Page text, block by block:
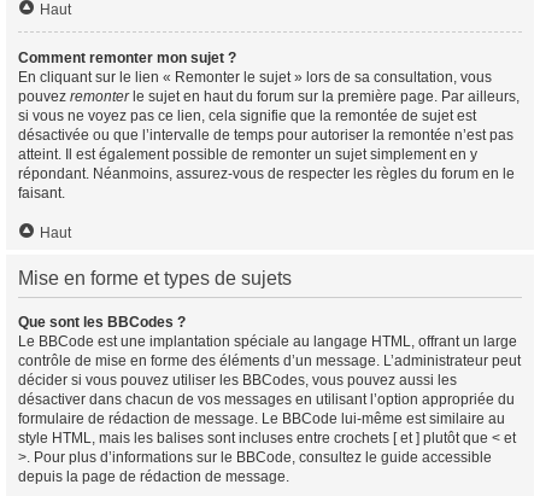
Haut
Comment remonter mon sujet ?
En cliquant sur le lien « Remonter le sujet » lors de sa consultation, vous
pouvez remonterle sujet en haut du forum sur la première page. Par ailleurs,
si vous ne voyez pas ce lien, cela signifie que la remontée de sujet est
désactivée ou que l’intervalle de temps pour autoriser la remontée n’est pas
atteint. Il est également possible de remonter un sujet simplement en y
répondant. Néanmoins, assurez-vous de respecter les règles du forum en le
faisant.
Haut
Mise en forme et types de sujets
Que sont les BBCodes ?
Le BBCode est une implantation spéciale au langage HTML, offrant un large
contrôle de mise en forme des éléments d’un message. L’administrateur peut
décider si vous pouvez utiliser les BBCodes, vous pouvez aussi les
désactiver dans chacun de vos messages en utilisant l’option appropriée du
formulaire de rédaction de message. Le BBCode lui-même est similaire au
style HTML, mais les balises sont incluses entre crochets [ et ] plutôt que < et
>. Pour plus d’informations sur le BBCode, consultez le guide accessible
depuis la page de rédaction de message.